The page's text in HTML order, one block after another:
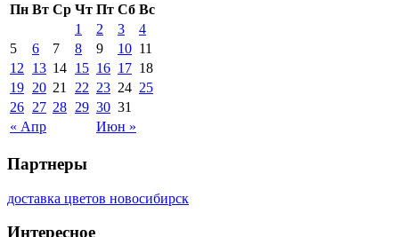
Пн Вт Ср Чт Пт Сб Вс
« Апр Июн »
1 2 3
4
5
6 7 8 9 10 11
12
13 14 15 16 17 18
19 20 21 22 23 24 25
26 27 28 29 30 31
Партнеры
доставка цветов новосибирск
Интересное